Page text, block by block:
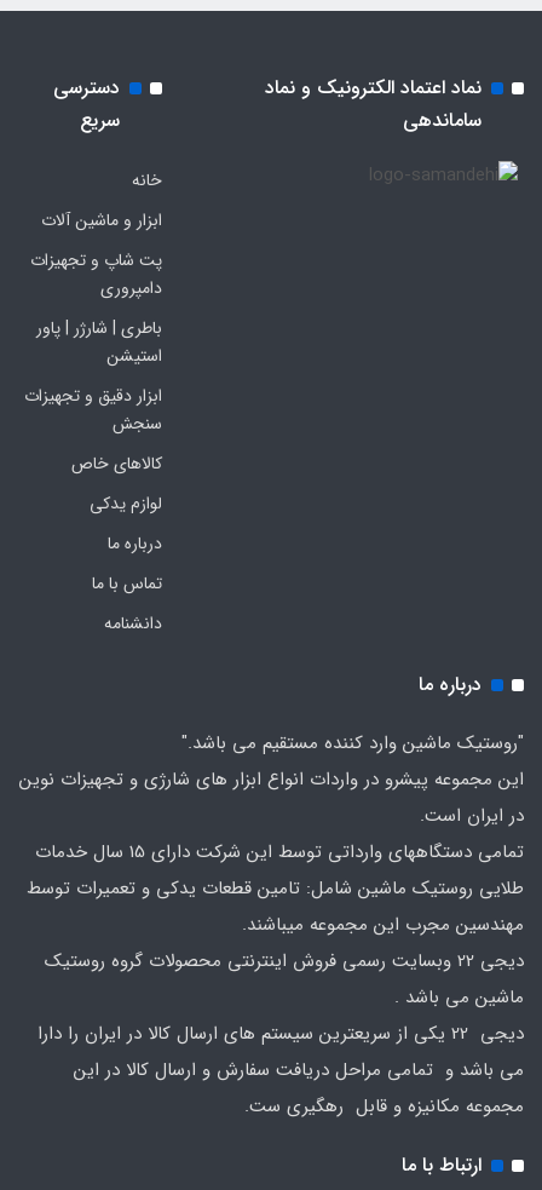
نماد اعتماد الکترونیک و نماد
ساماندهی
دسترسی
سریع
خانه
ابزار و ماشین آلات
پت شاپ و تجهیزات
دامپروری
باطری | شارژر | پاور
استیشن
ابزار دقیق و تجهیزات
سنجش
کالاهای خاص
لوازم یدکی
درباره ما
تماس با ما
دانشنامه
درباره ما
"روستیک ماشین وارد کننده مستقیم می باشد."
این مجموعه پیشرو در واردات انواع ابزار های شارژی و تجهیزات نوین
در ایران است.
تمامی دستگاههای وارداتی توسط این شرکت دارای 15 سال خدمات
طلایی روستیک ماشین شامل: تامین قطعات یدکی و تعمیرات توسط
مهندسین مجرب این مجموعه میباشند.
دیجی 22 وبسایت رسمی فروش اینترنتی محصولات گروه روستیک
ماشین می باشد .
دیجی 22 یکی از سریعترین سیستم های ارسال کالا در ایران را دارا
می باشد و تمامی مراحل دریافت سفارش و ارسال کالا در این
مجموعه مکانیزه و قابل رهگیری ست.
ارتباط با ما